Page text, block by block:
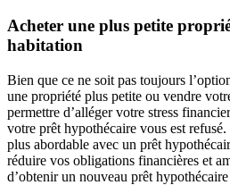
Acheter une plus petite
habitation
Bien que ce ne soit pas toujours
une propriété plus petite ou vendre
permettre d’alléger votre stress
votre prêt hypothécaire vous est
plus abordable avec un prêt
réduire vos obligations financières et
d’obtenir un nouveau prêt